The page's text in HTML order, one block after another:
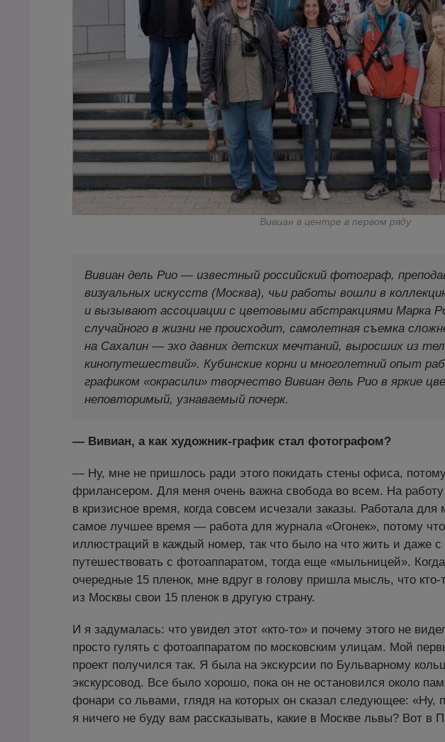
Вивиан в центре в первом ряду
Вивиан дель Рио — известный российский фотограф,
визуальных искусств (Москва), чьи работы вошли в
и вызывают ассоциации с цветовыми абстракциями Марка
случайного в жизни не происходит, самолетная съемка
на Сахалин — эхо давних детских мечтаний, выросших из
кинопутешествий». Кубинские корни и многолетний опыт
графиком «окрасили» творчество Вивиан дель Рио в яркие
неповторимый, узнаваемый почерк.
— Вивиан, а как художник-график стал фотографом?
— Ну, мне не пришлось ради этого покидать стены офиса,
фрилансером. Для меня очень важна свобода во всем. На работу
в кризисное время, когда совсем исчезали заказы. Работала для
самое лучшее время — работа для журнала «Огонек», потому
иллюстраций в каждый номер, так что было на что жить и даже
путешествовать с фотоаппаратом, тогда еще «мыльницей».
очередные 15 пленок, мне вдруг в голову пришла мысль, что кто-
из Москвы свои 15 пленок в другую страну.
И я задумалась: что увидел этот «кто-то» и почему этого не
просто гулять с фотоаппаратом по московским улицам. Мой
проект получился так. Я была на экскурсии по Бульварному
экскурсовод. Все было хорошо, пока он не остановился около
фонари со львами, глядя на которых он сказал следующее: «Ну,
я ничего не буду вам рассказывать, какие в Москве львы? Вот в